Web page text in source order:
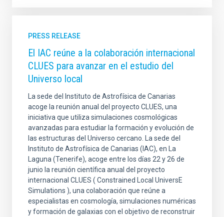
PRESS RELEASE
El IAC reúne a la colaboración internacional
CLUES para avanzar en el estudio del
Universo local
La sede del Instituto de Astrofísica de Canarias
acoge la reunión anual del proyecto CLUES, una
iniciativa que utiliza simulaciones cosmológicas
avanzadas para estudiar la formación y evolución de
las estructuras del Universo cercano. La sede del
Instituto de Astrofísica de Canarias (IAC), en La
Laguna (Tenerife), acoge entre los días 22 y 26 de
junio la reunión científica anual del proyecto
internacional CLUES ( Constrained Local UniversE
Simulations ), una colaboración que reúne a
especialistas en cosmología, simulaciones numéricas
y formación de galaxias con el objetivo de reconstruir